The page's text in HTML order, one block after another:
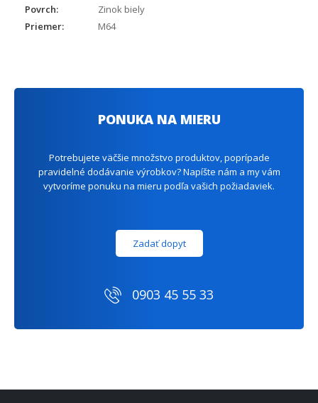
Povrch:
Zinok biely
Priemer:
M64
PONUKA NA MIERU
Potrebujete väčšie množstvo produktov, poprípade
pravidelné dodávanie výrobkov? Napíšte nám a my vám
vytvoríme ponuku na mieru podľa vašich požiadaviek.
Zadať dopyt
0903 45 55 33